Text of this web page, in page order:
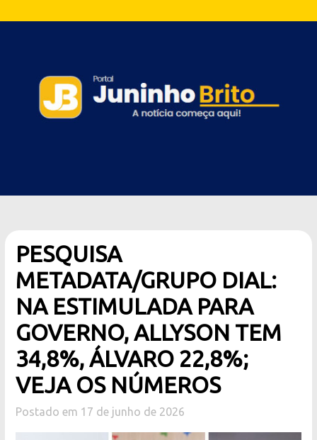
PESQUISA
METADATA/GRUPO DIAL:
NA ESTIMULADA PARA
GOVERNO, ALLYSON TEM
34,8%, ÁLVARO 22,8%;
VEJA OS NÚMEROS
Postado em 17 de junho de 2026